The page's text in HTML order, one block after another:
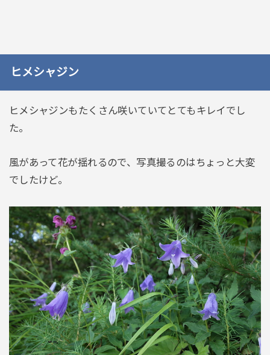
ヒメシャジン
ヒメシャジンもたくさん咲いていてとてもキレイでし
た。
風があって花が揺れるので、写真撮るのはちょっと大変
でしたけど。